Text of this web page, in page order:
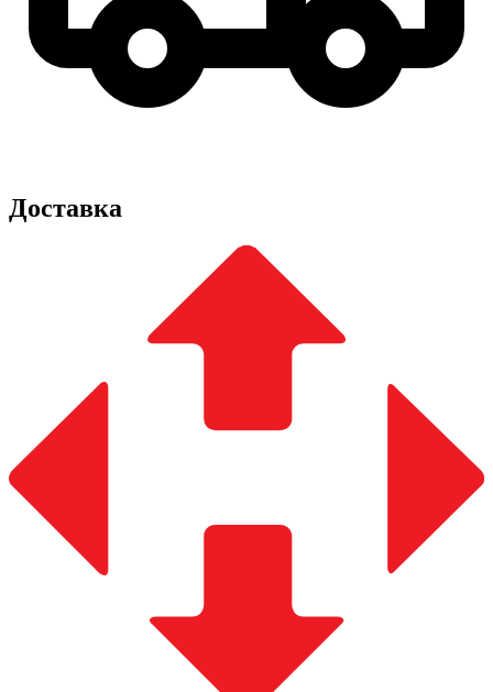
Доставка